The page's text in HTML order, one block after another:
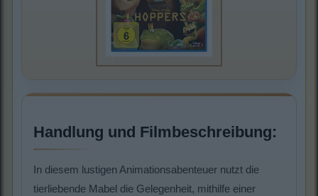
Handlung und Filmbeschreibung:
In diesem lustigen Animationsabenteuer nutzt die
tierliebende Mabel die Gelegenheit, mithilfe einer